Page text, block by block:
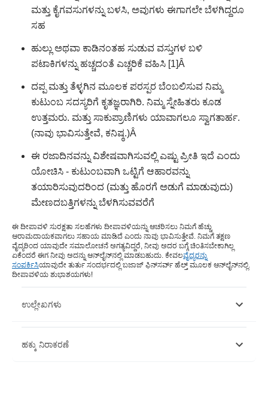
ಮತ್ತು ಕೈಗವಸುಗಳನ್ನು ಬಳಸಿ, ಅವುಗಳು ಈಗಾಗಲೇ ಬೆಳಗಿದ್ದರೂ
ಸಹ
ಹುಲ್ಲು ಅಥವಾ ಕಾಡಿನಂತಹ ಸುಡುವ ವಸ್ತುಗಳ ಬಳಿ
ಪಟಾಕಿಗಳನ್ನು ಹಚ್ಚದಂತೆ ಎಚ್ಚರಿಕೆ ವಹಿಸಿ [1]Â
ದಪ್ಪ ಮತ್ತು ತೆಳ್ಳಗಿನ ಮೂಲಕ ಪರಸ್ಪರ ಬೆಂಬಲಿಸುವ ನಿಮ್ಮ
ಕುಟುಂಬ ಸದಸ್ಯರಿಗೆ ಕೃತಜ್ಞರಾಗಿರಿ. ನಿಮ್ಮ ಸ್ನೇಹಿತರು ಕೂಡ
ಉತ್ತಮರು. ಮತ್ತು ಸಾಕುಪ್ರಾಣಿಗಳು ಯಾವಾಗಲೂ ಸ್ವಾಗತಾರ್ಹ.
(ನಾವು ಭಾವಿಸುತ್ತೇವೆ, ಕನಿಷ್ಠ.)Â
ಈ ರಜಾದಿನವನ್ನು ವಿಶೇಷವಾಗಿಸುವಲ್ಲಿ ಎಷ್ಟು ಪ್ರೀತಿ ಇದೆ ಎಂದು
ಯೋಚಿಸಿ - ಕುಟುಂಬವಾಗಿ ಒಟ್ಟಿಗೆ ಆಹಾರವನ್ನು
ತಯಾರಿಸುವುದರಿಂದ (ಮತ್ತು ಹೊರಗೆ ಅಡುಗೆ ಮಾಡುವುದು)
ಮೇಣದಬತ್ತಿಗಳನ್ನು ಬೆಳಗಿಸುವವರೆಗೆ
ಈ ದೀಪಾವಳಿ ಸುರಕ್ಷತಾ ಸಲಹೆಗಳು ದೀಪಾವಳಿಯನ್ನು ಆಚರಿಸಲು ನಿಮಗೆ ಹೆಚ್ಚು
ಆರಾಮದಾಯಕವಾಗಲು ಸಹಾಯ ಮಾಡಿದೆ ಎಂದು ನಾವು ಭಾವಿಸುತ್ತೇವೆ. ನಿಮಗೆ ತಕ್ಷಣ
ವೈದ್ಯರಿಂದ ಯಾವುದೇ ಸಮಾಲೋಚನೆ ಅಗತ್ಯವಿದ್ದರೆ, ನೀವು ಅದರ ಬಗ್ಗೆ ಚಿಂತಿಸಬೇಕಾಗಿಲ್ಲ
ಏಕೆಂದರೆ ಈಗ ನೀವು ಅದನ್ನು ಆನ್‌ಲೈನ್‌ನಲ್ಲಿ ಮಾಡಬಹುದು. ಕೇವಲವೈದ್ಯರನ್ನು
ಸಂಪರ್ಕಿಸಿಯಾವುದೇ ತುರ್ತು ಸಂದರ್ಭದಲ್ಲಿ ಬಜಾಜ್ ಫಿನ್‌ಸರ್ವ್ ಹೆಲ್ತ್ ಮೂಲಕ ಆನ್‌ಲೈನ್‌ನಲ್ಲಿ.
ದೀಪಾವಳಿಯ ಶುಭಾಶಯಗಳು!
ಉಲ್ಲೇಖಗಳು
https://www.indiatoday.in/lifestyle/health/story/top-10-tips-for-
ಹಕ್ಕು ನಿರಾಕರಣೆ